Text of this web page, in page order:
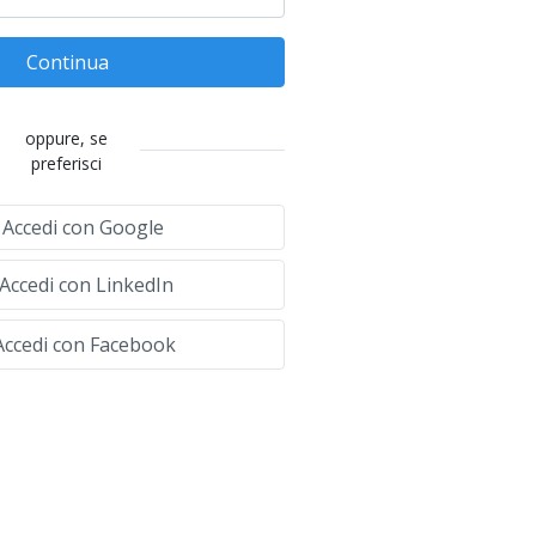
Continua
oppure, se
preferisci
con Google
con LinkedIn
con Facebook